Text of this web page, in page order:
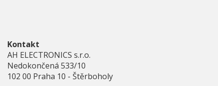
Kontakt
AH ELECTRONICS s.r.o.
Nedokončená 533/10
102 00 Praha 10 - Štěrboholy